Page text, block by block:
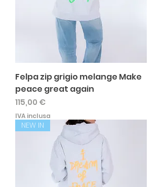
Felpa zip grigio melange Make
peace great again
Prezzo
115,00 €
IVA inclusa
NEW IN